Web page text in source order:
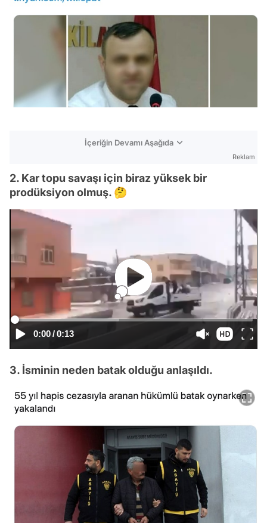
İçeriğin Devamı Aşağıda
Reklam
2. Kar topu savaşı için biraz yüksek bir
prodüksiyon olmuş. 🤔
0:00/0:13
3. İsminin neden batak olduğu anlaşıldı.